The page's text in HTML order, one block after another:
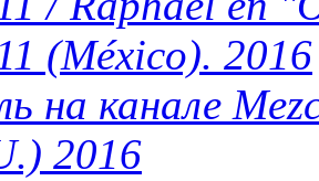
(México). 2016
на канале
2016